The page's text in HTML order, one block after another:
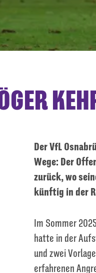
Der VfL
Wege: Der
zurück, wo
künftig in der
Im Sommer
hatte in der
und zwei
erfahrenen